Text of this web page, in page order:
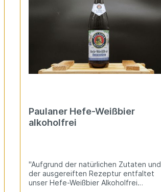
Paulaner Hefe-Weißbier
alkoholfrei
"Aufgrund der natürlichen Zutaten und
der ausgereiften Rezeptur entfaltet
unser Hefe-Weißbier Alkoholfrei